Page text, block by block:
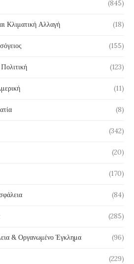
(845)
Κλιματική Αλλαγή (18)
(155)
(123)
(11)
(8)
(342)
(20)
(170)
(84)
(285)
& Οργανωμένο Έγκλημα (96)
(229)